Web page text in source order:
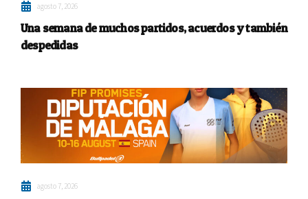
agosto 7, 2026
Una semana de muchos partidos, acuerdos y también
despedidas
agosto 7, 2026